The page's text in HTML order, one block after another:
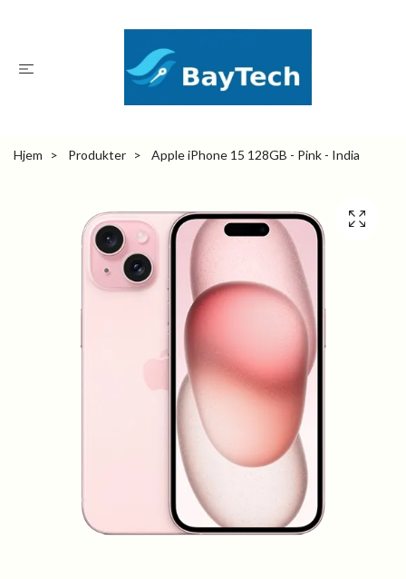
Hjem Produkter Apple iPhone 15 128GB - Pink - India